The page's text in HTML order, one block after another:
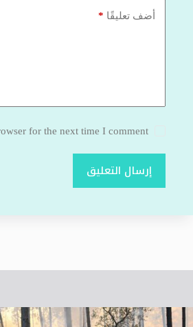
أضف تعليقًا *
for the next time I comment.
إرسال التعليق